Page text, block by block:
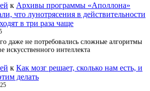
к Архивы программы «Аполлона»
что лунотрясения в действительности
в три раза чаще
даже не потребовались сложные алгоритмы
искусственного интеллекта
к Как мозг решает, сколько нам есть, и
делать